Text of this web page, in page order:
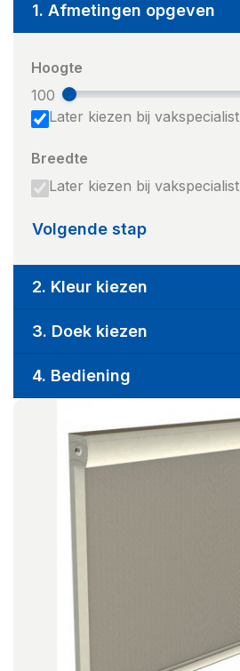
1. Afmetingen opgeven
Hoogte
100
Later kiezen bij vakspecialist
Breedte
Later kiezen bij vakspecialist
Volgende stap
2. Kleur kiezen
3. Doek kiezen
4. Bediening